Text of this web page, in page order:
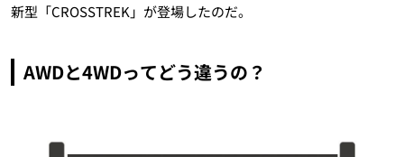
新型「CROSSTREK」が登場したのだ。
AWDと4WDってどう違うの？